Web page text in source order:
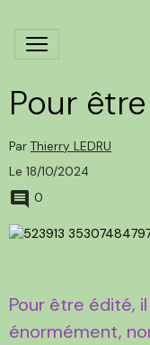
Pour
Par Thierry LEDRU
Le 18/10/2024
0
Pour être édité,
énormément,